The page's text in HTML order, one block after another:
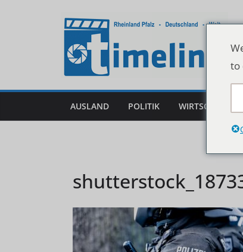
AUSLAND POLITIK WIRTSCHAFT
to